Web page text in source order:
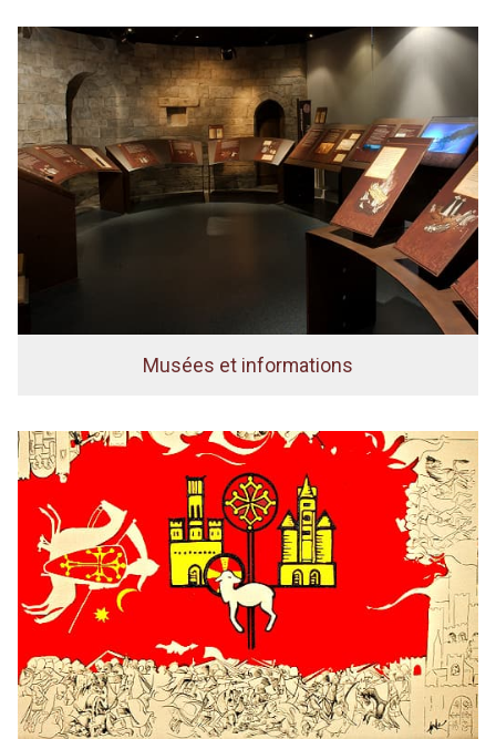
Musées et informations